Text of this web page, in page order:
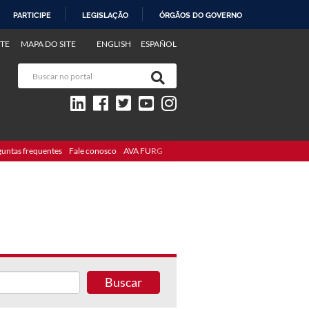
PARTICIPE LEGISLAÇÃO ÓRGÃOS DO GOVERNO
ENGLISH ESPAÑOL
MAPA DO SITE
frequentes Fale conosco AVA FURG
Buscar